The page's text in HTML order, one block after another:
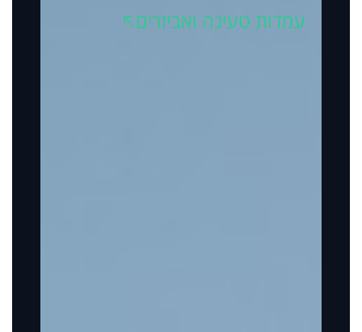
עמדות טעינה ואביזרים